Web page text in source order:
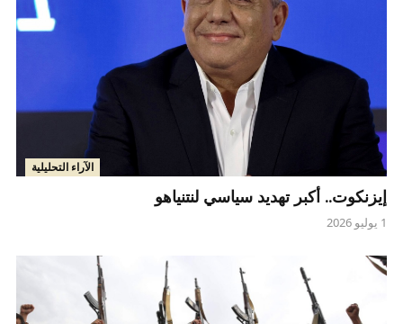
الآراء التحليلية
إيزنكوت.. أكبر تهديد سياسي لنتنياهو
1 يوليو 2026